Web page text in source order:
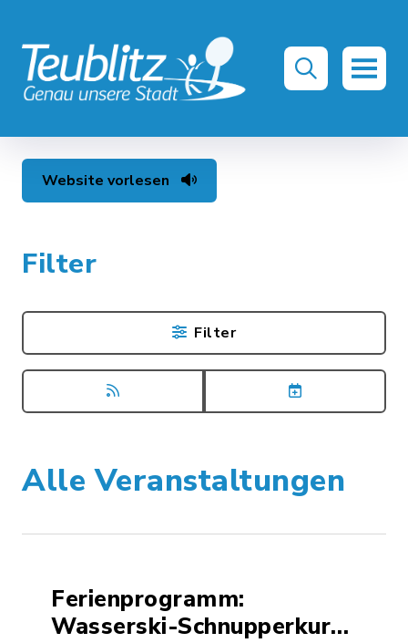
Website vorlesen
Alle Veranstaltungen
Ferienprogramm:
Wasserski-Schnupperkurs
Filter
Filter